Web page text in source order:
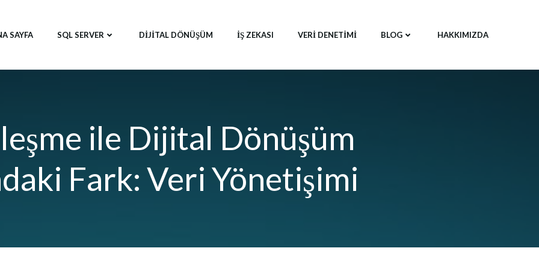
SAYFA SQL SERVER DIJITAL DÖNÜŞÜM İŞ ZEKASI VERI DENETIMI BLOG HAKKIMIZDA
ile Dijital Dönüşüm
Fark: Veri Yönetişimi